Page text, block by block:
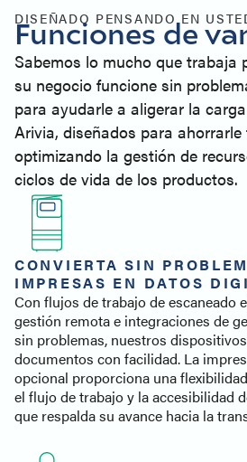
Productos similares
Póngase en contacto con
DISEÑADO PENSANDO EN
Funciones de
Sabemos lo mucho que trabaja
su negocio funcione sin
para ayudarle a aligerar la
Arivia, diseñados para
optimizando la gestión de
ciclos de vida de los productos.
CONVIERTA SIN
IMPRESAS EN DATOS
Con flujos de trabajo de escaneado
gestión remota e integraciones de
sin problemas, nuestros
documentos con facilidad. La
opcional proporciona una
el flujo de trabajo y la accesibilidad
que respalda su avance hacia la